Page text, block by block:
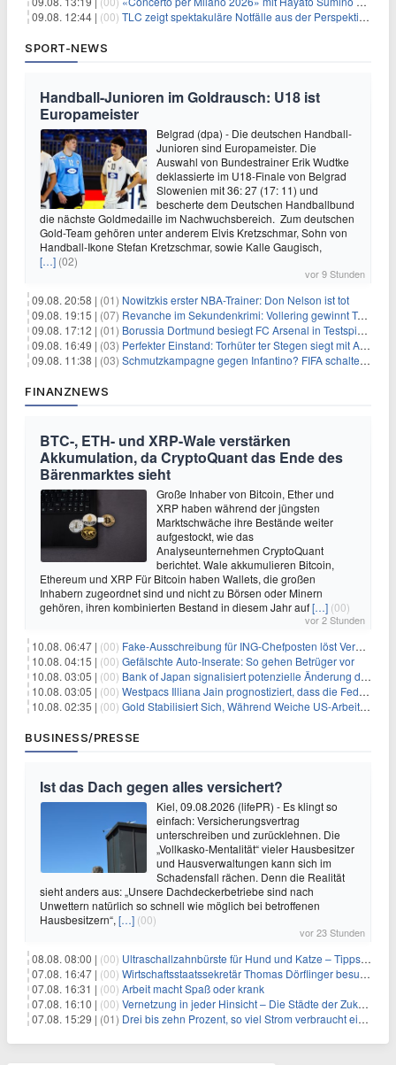
09.08. 12:44 | (00) TLC zeigt spektakuläre Notfälle aus der Perspektive der Patienten
SPORT-NEWS
Handball-Junioren im Goldrausch: U18 ist
Europameister
Belgrad (dpa) - Die deutschen Handball-
Junioren sind Europameister. Die
Auswahl von Bundestrainer Erik Wudtke
deklassierte im U18-Finale von Belgrad
Slowenien mit 36: 27 (17: 11) und
bescherte dem Deutschen Handballbund
die nächste Goldmedaille im Nachwuchsbereich. Zum deutschen
Gold-Team gehören unter anderem Elvis Kretzschmar, Sohn von
Handball-Ikone Stefan Kretzschmar, sowie Kalle Gaugisch,
[…] (02)
vor 9 Stunden
09.08. 20:58 | (01) Nowitzkis erster NBA-Trainer: Don Nelson ist tot
09.08. 19:15 | (07) Revanche im Sekundenkrimi: Vollering gewinnt Tour
09.08. 17:12 | (01) Borussia Dortmund besiegt FC Arsenal in Testspiel mit 3:2
09.08. 16:49 | (03) Perfekter Einstand: Torhüter ter Stegen siegt mit Ajax
09.08. 11:38 | (03) Schmutzkampagne gegen Infantino? FIFA schaltet auf Angriff
FINANZNEWS
BTC-, ETH- und XRP-Wale verstärken
Akkumulation, da CryptoQuant das Ende des
Bärenmarktes sieht
Große Inhaber von Bitcoin, Ether und
XRP haben während der jüngsten
Marktschwäche ihre Bestände weiter
aufgestockt, wie das
Analyseunternehmen CryptoQuant
berichtet. Wale akkumulieren Bitcoin,
Ethereum und XRP Für Bitcoin haben Wallets, die großen
Inhabern zugeordnet sind und nicht zu Börsen oder Minern
gehören, ihren kombinierten Bestand in diesem Jahr auf[…] (00)
vor 2 Stunden
10.08. 06:47 | (00) Fake-Ausschreibung für ING-Chefposten löst Verwirrung aus
10.08. 04:15 | (00) Gefälschte Auto-Inserate: So gehen Betrüger vor
10.08. 03:05 | (00) Bank of Japan signalisiert potenzielle Änderung der Zinspolitik angesichts von Inflationsbedenken
10.08. 03:05 | (00) Westpacs Illiana Jain prognostiziert, dass die Fed die Zinssätze nach dem Arbeitsmarktbericht stabil halten wird
10.08. 02:35 | (00) Gold Stabilisiert Sich, Während Weiche US-Arbeitsmarktdaten Zinsängste Lindern
BUSINESS/PRESSE
Ist das Dach gegen alles versichert?
Kiel, 09.08.2026 (lifePR) - Es klingt so
einfach: Versicherungsvertrag
unterschreiben und zurücklehnen. Die
„Vollkasko-Mentalität“ vieler Hausbesitzer
und Hausverwaltungen kann sich im
Schadensfall rächen. Denn die Realität
sieht anders aus: „Unsere Dachdeckerbetriebe sind nach
Unwettern natürlich so schnell wie möglich bei betroffenen
Hausbesitzern“, […] (00)
vor 23 Stunden
08.08. 08:00 | (00) Ultraschallzahnbürste für Hund und Katze – Tipps zur erfolgreichen Eingewöhnung
07.08. 16:47 | (00) Wirtschaftsstaatssekretär Thomas Dörflinger besucht Handwerksbetrieb im Kammerbezirk Freiburg
07.08. 16:31 | (00) Arbeit macht Spaß oder krank
07.08. 16:10 | (00) Vernetzung in jeder Hinsicht – Die Städte der Zukunft sind grün-blau
07.08. 15:29 | (01) Drei bis zehn Prozent, so viel Strom verbraucht ein Aufzug im Gebäude